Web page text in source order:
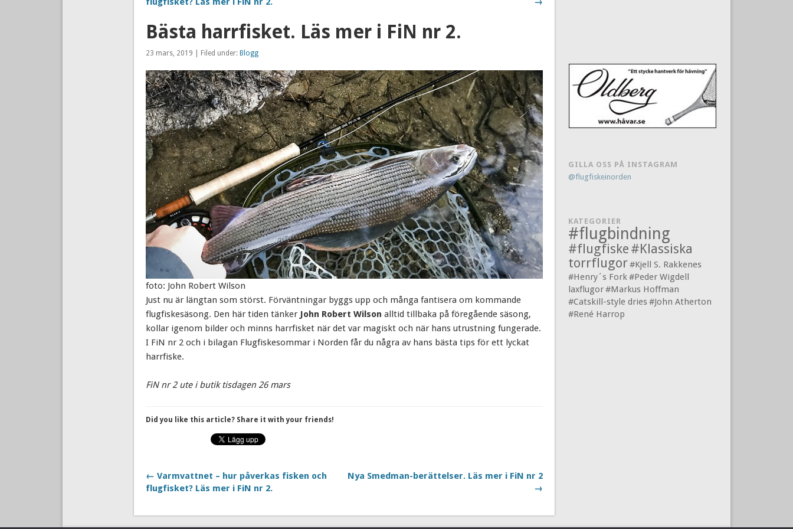
Bästa harrfisket. Läs mer i FiN nr 2.
23 mars, 2019 | Filed under: Blogg
foto: John Robert Wilson
Just nu är längtan som störst. Förväntningar byggs upp och många fantisera om kommande
flugfiskesäsong. Den här tiden tänker John Robert Wilson alltid tillbaka på föregående säsong,
kollar igenom bilder och minns harrfisket när det var magiskt och när hans utrustning fungerade.
I FiN nr 2 och i bilagan Flugfiskesommar i Norden får du några av hans bästa tips för ett lyckat
harrfiske.
FiN nr 2 ute i butik tisdagen 26 mars
Did you like this article? Share it with your friends!
← Varmvattnet – hur påverkas fisken och
flugfisket? Läs mer i FiN nr 2.
Nya Smedman-berättelser. Läs mer i FiN nr 2
→
GILLA OSS PÅ INSTAGRAM
@flugfiskeinorden
KATEGORIER
#flugbindning
#flugfiske #Klassiska
torrflugor#Kjell S. Rakkenes
#Henry´s Fork#Peder Wigdell
laxflugor#Markus Hoffman
#Catskill-style dries #John Atherton
#René Harrop